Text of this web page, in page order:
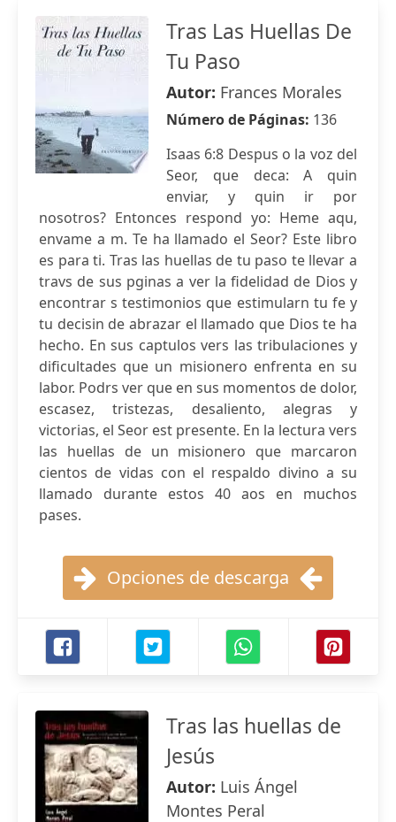
Tras Las Huellas De
Tu Paso
Autor: Frances Morales
Número de Páginas: 136
Isaas 6:8 Despus o la voz del
Seor, que deca: A quin
enviar, y quin ir por
nosotros? Entonces respond yo: Heme aqu,
envame a m. Te ha llamado el Seor? Este libro
es para ti. Tras las huellas de tu paso te llevar a
travs de sus pginas a ver la fidelidad de Dios y
encontrar s testimonios que estimularn tu fe y
tu decisin de abrazar el llamado que Dios te ha
hecho. En sus captulos vers las tribulaciones y
dificultades que un misionero enfrenta en su
labor. Podrs ver que en sus momentos de dolor,
escasez, tristezas, desaliento, alegras y
victorias, el Seor est presente. En la lectura vers
las huellas de un misionero que marcaron
cientos de vidas con el respaldo divino a su
llamado durante estos 40 aos en muchos
pases.
Opciones de descarga
Tras las huellas de
Jesús
Autor: Luis Ángel
Montes Peral